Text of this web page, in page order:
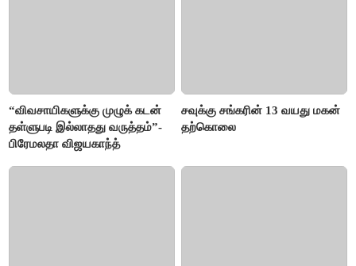
“விவசாயிகளுக்கு முழுக் கடன்
தள்ளுபடி இல்லாதது வருத்தம்”-
பிரேமலதா விஜயகாந்த்
சவுக்கு சங்கரின் 13 வயது மகன்
தற்கொலை